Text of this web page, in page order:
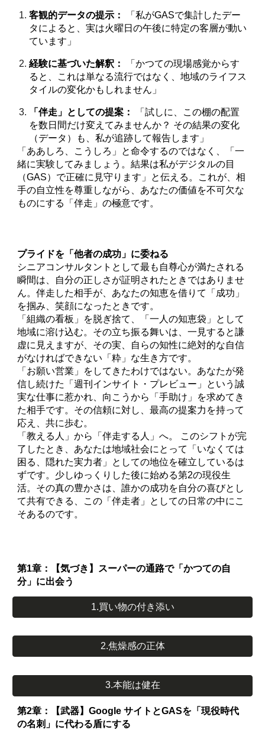
客観的データの提示：
「私がGASで集計したデー
タによると、実は火曜日の午後に特定の客層が動い
ています」
経験に基づいた解釈：
「かつての現場感覚からす
ると、これは単なる流行ではなく、地域のライフス
タイルの変化かもしれません」
「伴走」としての提案：
「試しに、この棚の配置
を数日間だけ変えてみませんか？ その結果の変化
（データ）も、私が追跡して報告します」
「ああしろ、こうしろ」と命令するのではなく、「一
緒に実験してみましょう。結果は私がデジタルの目
（GAS）で正確に見守ります」と伝える。これが、相
手の自立性を尊重しながら、あなたの価値を不可欠な
ものにする「伴走」の極意です。
プライドを「他者の成功」に委ねる
シニアコンサルタントとして最も自尊心が満たされる
瞬間は、自分の正しさが証明されたときではありませ
ん。伴走した相手が、あなたの知恵を借りて「成功」
を掴み、笑顔になったときです。
「組織の看板」を脱ぎ捨て、「一人の知恵袋」として
地域に溶け込む。その立ち振る舞いは、一見すると謙
虚に見えますが、その実、自らの知性に絶対的な自信
がなければできない「粋」な生き方です。
「お願い営業」をしてきたわけではない。あなたが発
信し続けた「週刊インサイト・プレビュー」という誠
実な仕事に惹かれ、向こうから「手助け」を求めてき
た相手です。その信頼に対し、最高の提案力を持って
応え、共に歩む。
「教える人」から「伴走する人」へ。 このシフトが完
了したとき、あなたは地域社会にとって「いなくては
困る、隠れた実力者」としての地位を確立しているは
ずです。少しゆっくりした後に始める第2の現役生
活。その真の豊かさは、誰かの成功を自分の喜びとし
て共有できる、この「伴走者」としての日常の中にこ
そあるのです。
第1章：【気づき】スーパーの通路で「かつての自
分」に出会う
1.買い物の付き添い
2.焦燥感の正体
3.本能は健在
第2章：【武器】Google サイトとGASを「現役時代
の名刺」に代わる盾にする